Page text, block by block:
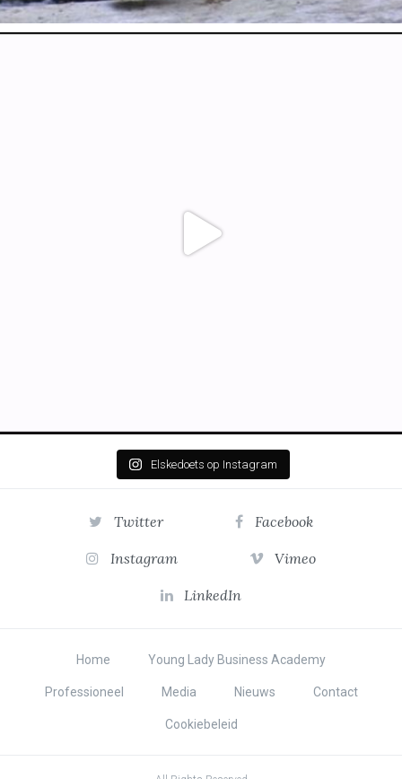
Elskedoets op Instagram
Twitter Facebook
Instagram Vimeo
LinkedIn
Home Young Lady Business Academy
Professioneel Media Nieuws Contact
Cookiebeleid